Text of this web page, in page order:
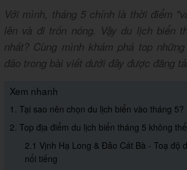
Với mình, tháng 5 chính là thời điểm
lên và đi trốn nóng. Vậy du lịch biển
nhất? Cùng mình khám phá top
đảo trong bài viết dưới đây được đăng
Xem nhanh
1. Tại sao nên chọn du lịch biển vào tháng 5?
2. Top địa điểm du lịch biển tháng 5 không
2.1 Vịnh Hạ Long & Đảo Cát Bà - Toạ độ
nổi tiếng